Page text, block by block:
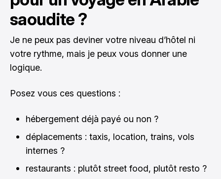
saoudite ?
Je ne peux pas deviner votre niveau d’hôtel ni
votre rythme, mais je peux vous donner une
logique.
Posez vous ces questions :
hébergement déjà payé ou non ?
déplacements : taxis, location, trains, vols
internes ?
restaurants : plutôt street food, plutôt resto ?